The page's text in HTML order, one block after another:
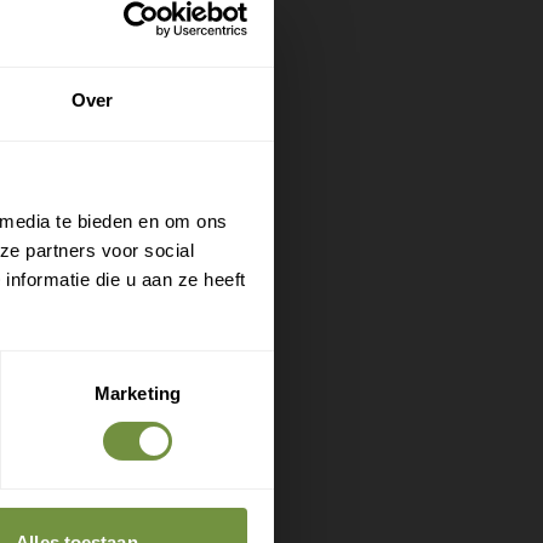
Over
te bieden en om ons
partners voor social
die u aan ze heeft
Marketing
te